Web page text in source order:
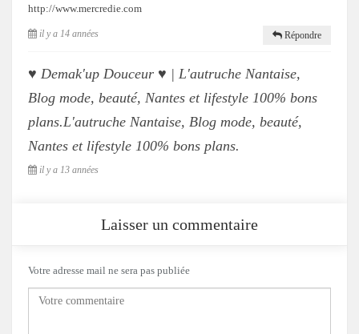
http://www.mercredie.com
il y a 14 années Répondre
♥ Demak'up Douceur ♥ | L'autruche Nantaise,
Blog mode, beauté, Nantes et lifestyle 100% bons
plans.L'autruche Nantaise, Blog mode, beauté,
Nantes et lifestyle 100% bons plans.
il y a 13 années
Laisser un commentaire
Votre adresse mail ne sera pas publiée